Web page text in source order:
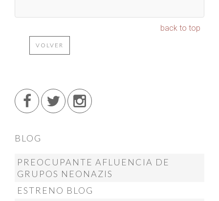
back to top
VOLVER
BLOG
PREOCUPANTE AFLUENCIA DE
GRUPOS NEONAZIS
ESTRENO BLOG